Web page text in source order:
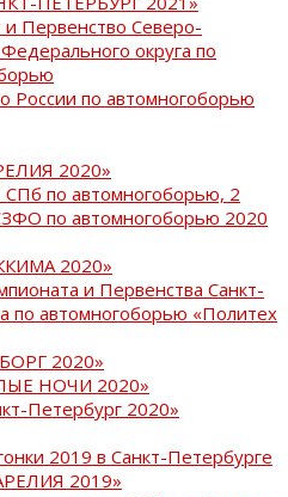
Первенство Северо-
округа по
России по автомногоборью
2020»
СПб по автомногоборью, 2
по автомногоборью 2020
2020»
и Первенства Санкт-
по автомногоборью «Политех
2020»
НОЧИ 2020»
Петербург 2020»
2019 в Санкт-Петербурге
2019»